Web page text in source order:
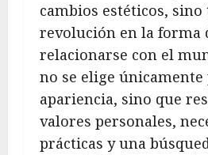
cambios estéticos,
revolución en la forma
relacionarse con el
no se elige únicamente
apariencia, sino que
valores personales,
prácticas y una